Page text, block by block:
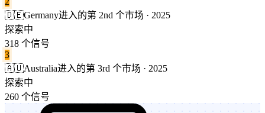
🇩🇪Germany进入的第 2nd 个市场 · 2025
探索中
318 个信号
3
🇦🇺Australia进入的第 3rd 个市场 · 2025
探索中
260 个信号